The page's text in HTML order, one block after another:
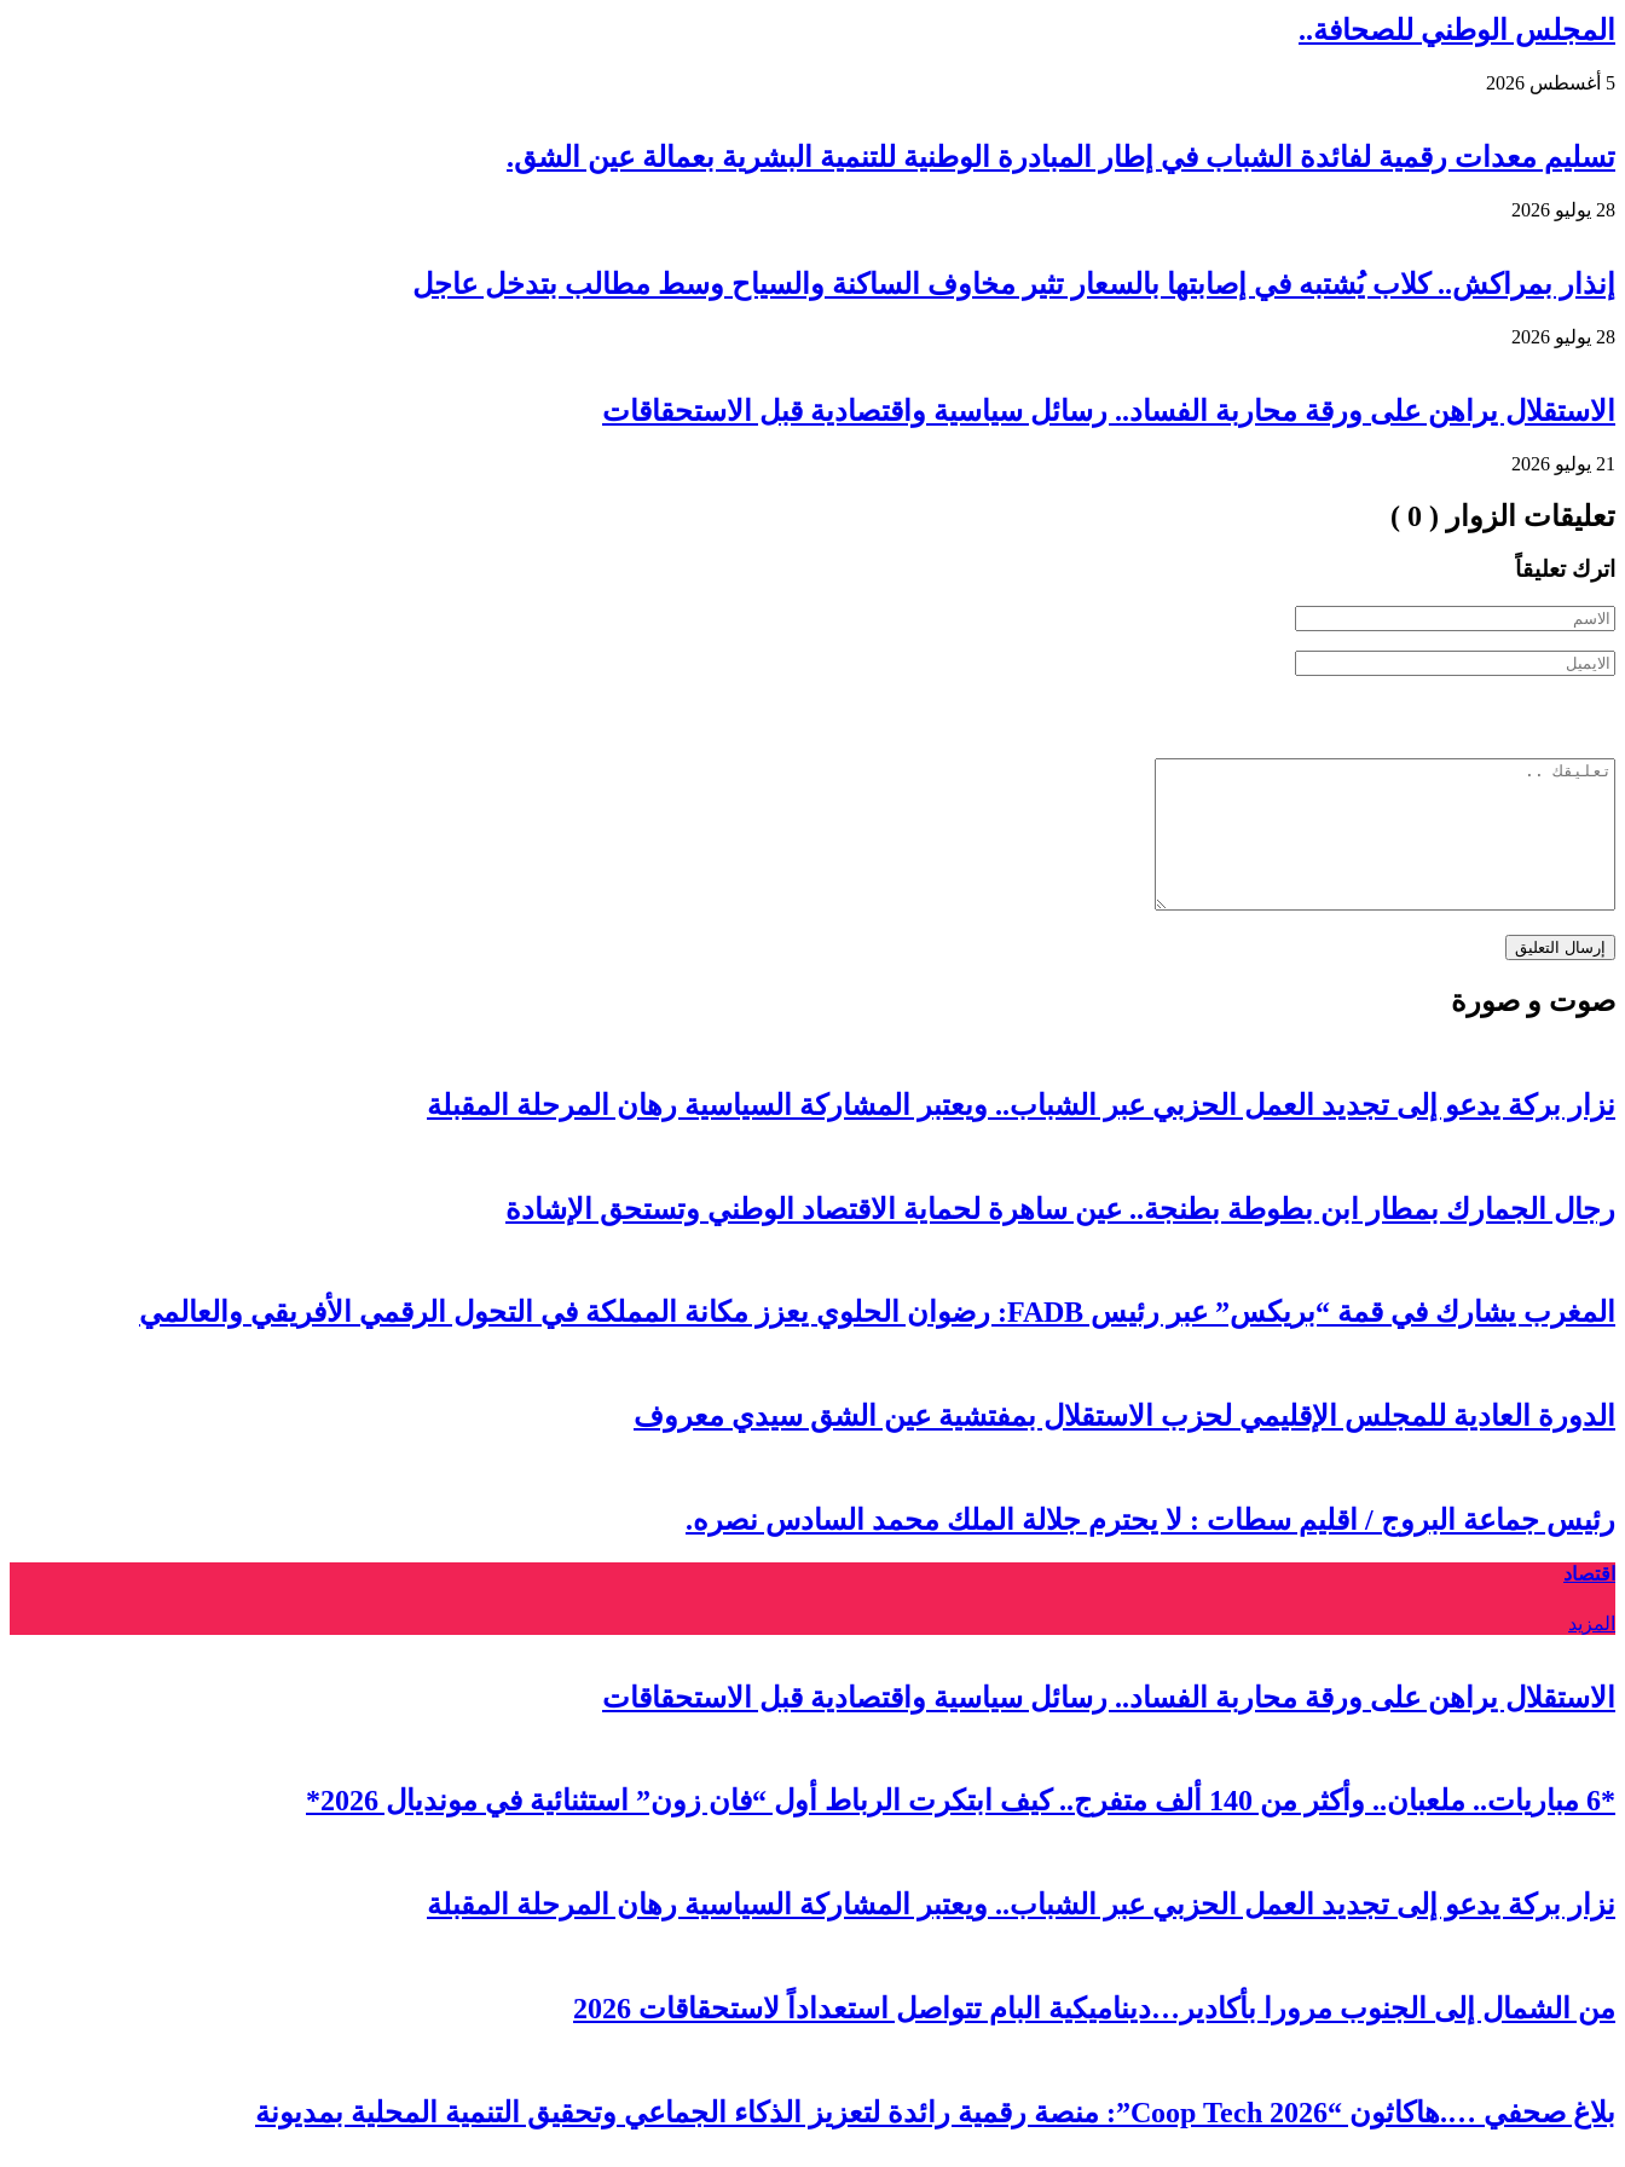
المجلس الوطني للصحافة..
5 أغسطس 2026
تسليم معدات رقمية لفائدة الشباب في إطار المبادرة الوطنية للتنمية البشرية بعمالة عين الشق.
28 يوليو 2026
إنذار بمراكش.. كلاب يُشتبه في إصابتها بالسعار تثير مخاوف الساكنة والسياح وسط مطالب بتدخل عاجل
28 يوليو 2026
الاستقلال يراهن على ورقة محاربة الفساد.. رسائل سياسية واقتصادية قبل الاستحقاقات
21 يوليو 2026
تعليقات الزوار ( 0 )
اترك تعليقاً
صوت و صورة
نزار بركة يدعو إلى تجديد العمل الحزبي عبر الشباب.. ويعتبر المشاركة السياسية رهان المرحلة المقبلة
رجال الجمارك بمطار ابن بطوطة بطنجة.. عين ساهرة لحماية الاقتصاد الوطني وتستحق الإشادة
المغرب يشارك في قمة “بريكس” عبر رئيس FADB: رضوان الحلوي يعزز مكانة المملكة في التحول الرقمي الأفريقي والعالمي
الدورة العادية للمجلس الإقليمي لحزب الاستقلال بمفتشية عين الشق سيدي معروف
رئيس جماعة البروج / اقليم سطات : لا يحترم جلالة الملك محمد السادس نصره.
اقتصاد
المزيد
الاستقلال يراهن على ورقة محاربة الفساد.. رسائل سياسية واقتصادية قبل الاستحقاقات
*6 مباريات.. ملعبان.. وأكثر من 140 ألف متفرج.. كيف ابتكرت الرباط أول “فان زون” استثنائية في مونديال 2026*
نزار بركة يدعو إلى تجديد العمل الحزبي عبر الشباب.. ويعتبر المشاركة السياسية رهان المرحلة المقبلة
من الشمال إلى الجنوب مرورا بأكادير…ديناميكية البام تتواصل استعداداً لاستحقاقات 2026
بلاغ صحفي ….هاكاثون “Coop Tech 2026”: منصة رقمية رائدة لتعزيز الذكاء الجماعي وتحقيق التنمية المحلية بمديونة